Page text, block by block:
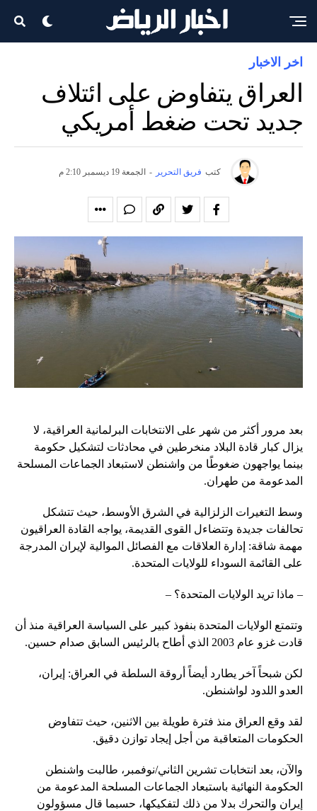
اخر الاخبار
العراق يتفاوض على ائتلاف
جديد تحت ضغط أمريكي
كتب فريق التحرير - الجمعة 19 ديسمبر 2:10 م
بعد مرور أكثر من شهر على الانتخابات البرلمانية العراقية، لا
يزال كبار قادة البلاد منخرطين في محادثات لتشكيل حكومة
بينما يواجهون ضغوطًا من واشنطن لاستبعاد الجماعات المسلحة
المدعومة من طهران.
وسط التغيرات الزلزالية في الشرق الأوسط، حيث تتشكل
تحالفات جديدة وتتضاءل القوى القديمة، يواجه القادة العراقيون
مهمة شاقة: إدارة العلاقات مع الفصائل الموالية لإيران المدرجة
على القائمة السوداء للولايات المتحدة.
– ماذا تريد الولايات المتحدة؟ –
وتتمتع الولايات المتحدة بنفوذ كبير على السياسة العراقية منذ أن
قادت غزو عام 2003 الذي أطاح بالرئيس السابق صدام حسين.
لكن شبحاً آخر يطارد أيضاً أروقة السلطة في العراق: إيران،
العدو اللدود لواشنطن.
لقد وقع العراق منذ فترة طويلة بين الاثنين، حيث تتفاوض
الحكومات المتعاقبة من أجل إيجاد توازن دقيق.
والآن، بعد انتخابات تشرين الثاني/نوفمبر، طالبت واشنطن
الحكومة النهائية باستبعاد الجماعات المسلحة المدعومة من
إيران والتحرك بدلا من ذلك لتفكيكها، حسبما قال مسؤولون